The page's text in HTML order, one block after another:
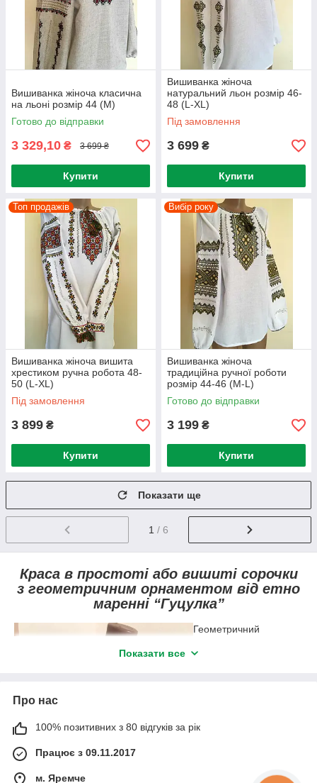
Вишиванка жіноча класична
на льоні розмір 44 (М)
Готово до відправки
3 329,10 ₴ 3 699 ₴
Купити
Вишиванка жіноча
натуральний льон розмір 46-
48 (L-ХL)
Під замовлення
3 699 ₴
Купити
Топ продажів
Вишиванка жіноча вишита
хрестиком ручна робота 48-
50 (L-XL)
Під замовлення
3 899 ₴
Купити
Вибір року
Вишиванка жіноча
традиційна ручної роботи
розмір 44-46 (M-L)
Готово до відправки
3 199 ₴
Купити
Показати ще
1 / 6
Краса в простоті або вишиті сорочки
з геометричним орнаментом від етно
маренні “Гуцулка”
Геометричний
на конкуренцію з
Дослідники кажуть, що
Карпатські майстрині з
Показати все
Про нас
100% позитивних з 80 відгуків за рік
Працює з 09.11.2017
м. Яремче